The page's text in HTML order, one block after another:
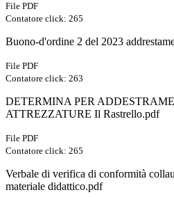
File PDF
Contatore click: 265
Buono-d'ordine 2 del 2023
File PDF
Contatore click: 263
DETERMINA PER
ATTREZZATURE Il Rastrello.pdf
File PDF
Contatore click: 265
Verbale di verifica di conformità
materiale didattico.pdf